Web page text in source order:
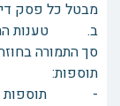
מבטל כל פסק
ב. טענות
סך התמורה בחוזה
תוספות:
- תוספות חשמל